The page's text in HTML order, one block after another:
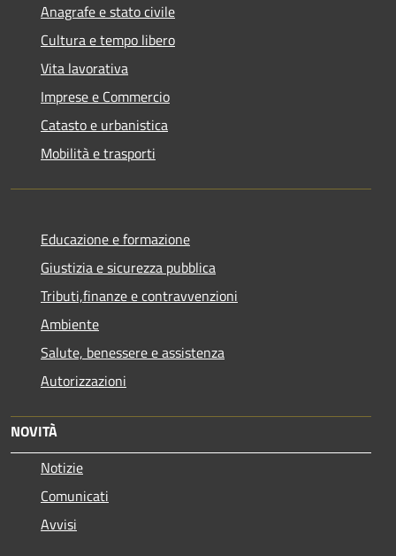
Anagrafe e stato civile
Cultura e tempo libero
Vita lavorativa
Imprese e Commercio
Catasto e urbanistica
Mobilità e trasporti
Educazione e formazione
Giustizia e sicurezza pubblica
Tributi,finanze e contravvenzioni
Ambiente
Salute, benessere e assistenza
Autorizzazioni
NOVITÀ
Notizie
Comunicati
Avvisi